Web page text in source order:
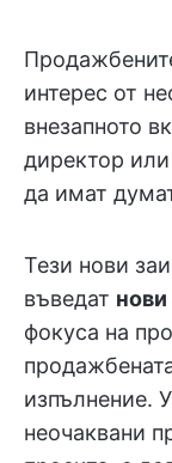
интерес от
внезапното
директор
да имат
Тези нови
въведат нови
фокуса на
изпълнение.
неочаквани